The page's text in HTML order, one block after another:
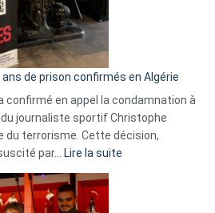
la
présence
d’Israël
de prison confirmés en Algérie
confirmé en appel la condamnation à
journaliste sportif Christophe
du terrorisme. Cette décision,
par… Lire la suite